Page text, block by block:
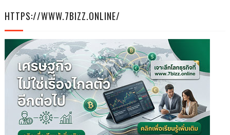
HTTPS://WWW.7BIZZ.ONLINE/